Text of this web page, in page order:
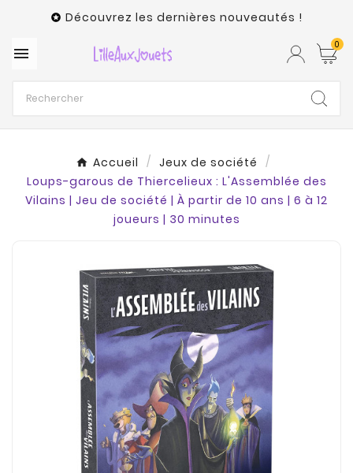
 Découvrez les dernières nouveautés !
 0
Accueil
Jeux de société
Loups-garous de Thiercelieux : L'Assemblée des
Vilains | Jeu de société | À partir de 10 ans | 6 à 12
joueurs | 30 minutes